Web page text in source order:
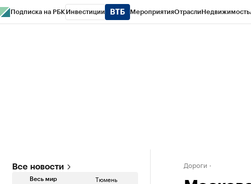
Подписка на РБК Инвестиции МероприятияОтраслиНедвижимость
Все новости
Весь мир Тюмень
Дороги